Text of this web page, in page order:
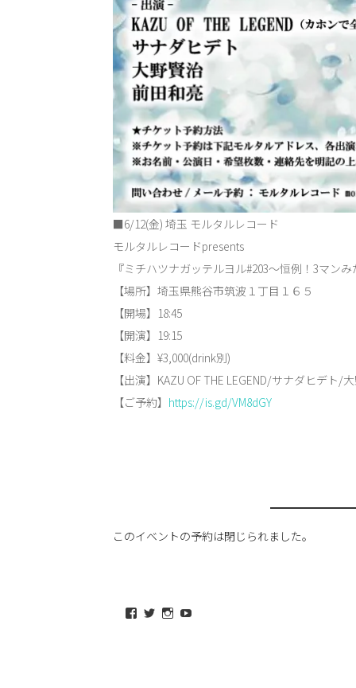
■6/12(金) 埼玉 モルタルレコード
モルタルレコードpresents
『ミチハツナガッテルヨル#203～恒例！3マンみ
【場所】埼玉県熊谷市筑波１丁目１６５
【開場】18:45
【開演】19:15
【料金】¥3,000(drink別)
【出演】KAZU OF THE LEGEND/サナダヒデト/
【ご予約】 https://is.gd/VM8dGY
このイベントの予約は閉じられました。
maeda_kazuaki@me.com
maedakazuaki
さ
maede_kazuaki